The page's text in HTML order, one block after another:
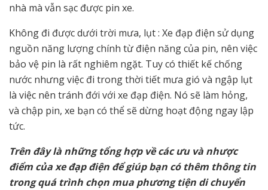
nhà mà vẫn sạc được pin xe.
Không đi được dưới trời mưa, lụt : Xe đạp điện sử dụng
nguồn năng lượng chính từ điện năng của pin, nên việc
bảo vệ pin là rất nghiêm ngặt. Tuy có thiết kế chống
nước nhưng việc đi trong thời tiết mưa gió và ngập lụt
là việc nên tránh đới với xe đạp điện. Nó sẽ làm hỏng,
và chập pin, xe bạn có thể sẽ dừng hoạt động ngay lập
tức.
Trên đây là những tổng hợp về các ưu và nhược
điểm của xe đạp điện để giúp bạn có thêm thông tin
trong quá trình chọn mua phương tiện di chuyển